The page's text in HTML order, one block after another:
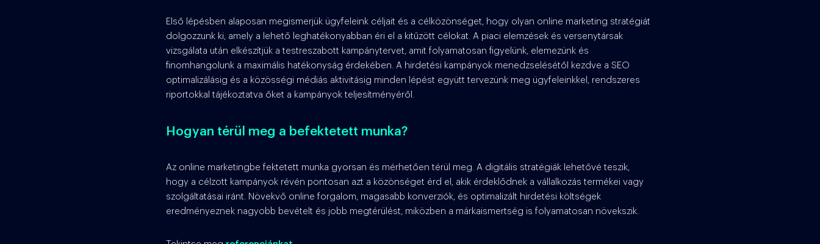
Első lépésben alaposan megismerjük ügyfeleink céljait és a célközönséget, hogy olyan online marketing stratégiát
dolgozzunk ki, amely a lehető leghatékonyabban éri el a kitűzött célokat. A piaci elemzések és versenytársak
vizsgálata után elkészítjük a testreszabott kampánytervet, amit folyamatosan figyelünk, elemezünk és
finomhangolunk a maximális hatékonyság érdekében. A hirdetési kampányok menedzselésétől kezdve a SEO
optimalizálásig és a közösségi médiás aktivitásig minden lépést együtt tervezünk meg ügyfeleinkkel, rendszeres
riportokkal tájékoztatva őket a kampányok teljesítményéről.
Hogyan térül meg a befektetett munka?
Az online marketingbe fektetett munka gyorsan és mérhetően térül meg. A digitális stratégiák lehetővé teszik,
hogy a célzott kampányok révén pontosan azt a közönséget érd el, akik érdeklődnek a vállalkozás termékei vagy
szolgáltatásai iránt. Növekvő online forgalom, magasabb konverziók, és optimalizált hirdetési költségek
eredményeznek nagyobb bevételt és jobb megtérülést, miközben a márkaismertség is folyamatosan növekszik.